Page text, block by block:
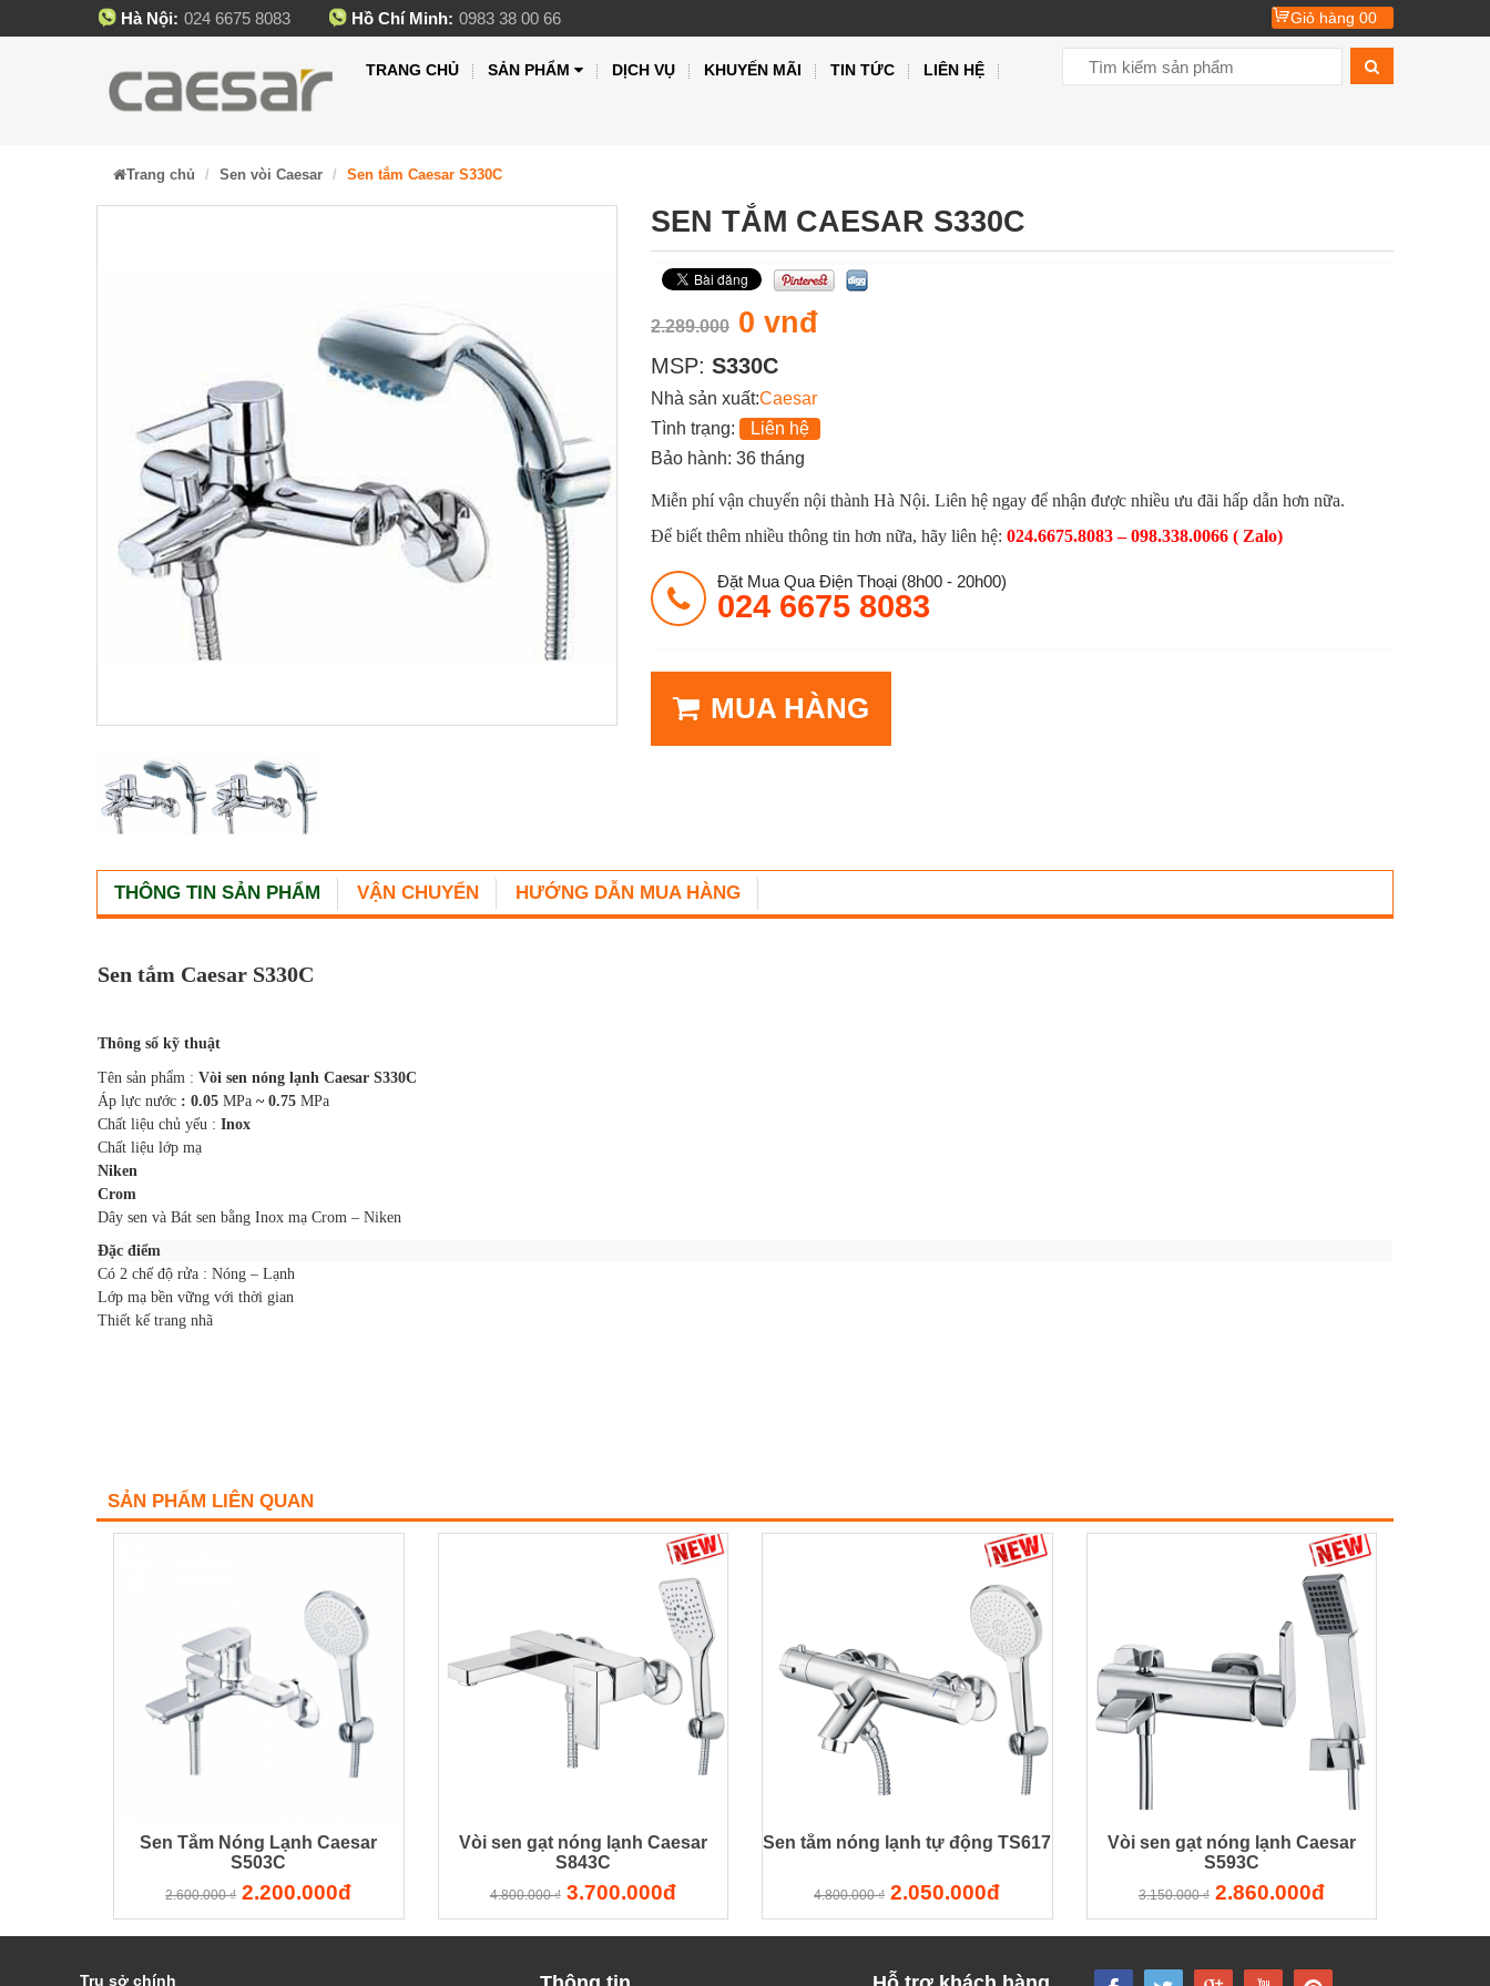
Hà Nội: 024 6675 8083 Hồ Chí Minh: 0983 38 00 66 Giỏ hàng 00
TRANG CHỦ SẢN PHẨM DỊCH VỤ KHUYẾN MÃI TIN TỨC LIÊN HỆ
Trang chủ Sen vòi Caesar Sen tắm Caesar S330C
SEN TẮM CAESAR S330C
2.289.000 0 vnđ
MSP: S330C
Nhà sản xuất:Caesar
Tình trạng:
Liên hệ
Bảo hành: 36 tháng
Miễn phí vận chuyển nội thành Hà Nội. Liên hệ ngay để nhận được nhiều ưu đãi hấp dẫn hơn nữa.
Để biết thêm nhiều thông tin hơn nữa, hãy liên hệ: 024.6675.8083 – 098.338.0066 ( Zalo)
Đặt Mua Qua Điện Thoại (8h00 - 20h00)
024 6675 8083
MUA HÀNG
THÔNG TIN SẢN PHẨM VẬN CHUYỂN HƯỚNG DẪN MUA HÀNG
Sen tắm Caesar S330C
Thông số kỹ thuật
Tên sản phẩm : Vòi sen nóng lạnh Caesar S330C
Áp lực nước : 0.05 MPa ~ 0.75 MPa
Chất liệu chủ yếu : Inox
Chất liệu lớp mạ
Niken
Crom
Dây sen và Bát sen bằng Inox mạ Crom – Niken
Đặc điểm
Có 2 chế độ rửa : Nóng – Lạnh
Lớp mạ bền vững với thời gian
Thiết kế trang nhã
SẢN PHẨM LIÊN QUAN
Sen Tắm Nóng Lạnh Caesar
S503C
2.600.000 ₫ 2.200.000đ
Vòi sen gạt nóng lạnh Caesar
S843C
4.800.000 ₫ 3.700.000đ
Sen tắm nóng lạnh tự động TS617
4.800.000 ₫ 2.050.000đ
Vòi sen gạt nóng lạnh Caesar
S593C
3.150.000 ₫ 2.860.000đ
Trụ sở chính